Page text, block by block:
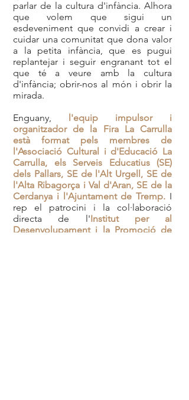
parlar de la cultura d'infància. Alhora
que volem que sigui un
esdeveniment que convidi a crear i
cuidar una comunitat que dona valor
a la petita infància, que es pugui
replantejar i seguir engranant tot el
que té a veure amb la cultura
d'infància; obrir-nos al món i obrir la
mirada.
Enguany,
l'equip impulsor i
organitzador de la Fira La Carrulla
està format pels membres de
l'Associació Cultural i d'Educació La
Carrulla, els Serveis Educatius (SE)
dels Pallars, SE de l'Alt Urgell, SE de
l'Alta Ribagorça i Val d'Aran, SE de la
Cerdanya i l'Ajuntament de Tremp. I
rep el patrocini i la col·laboració
directa de l'Institut per al
Desenvolupament i la Promoció de